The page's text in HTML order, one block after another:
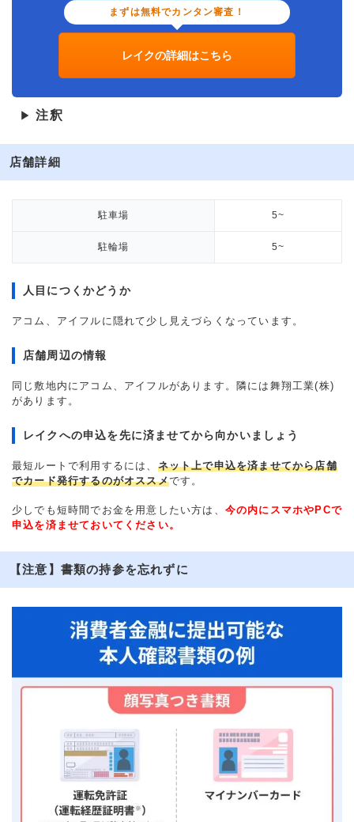
まずは無料でカンタン審査！
レイクの詳細はこちら
▶ 注釈
店舗詳細
駐車場 5~
駐輪場 5~
人目につくかどうか
アコム、アイフルに隠れて少し見えづらくなっています。
店舗周辺の情報
同じ敷地内にアコム、アイフルがあります。隣には舞翔工業(株)
があります。
レイクへの申込を先に済ませてから向かいましょう
最短ルートで利用するには、 ネット上で申込を済ませてから店舗
でカード発行するのがオススメです。
少しでも短時間でお金を用意したい方は、 今の内にスマホやPCで
申込を済ませておいてください。
【注意】書類の持参を忘れずに